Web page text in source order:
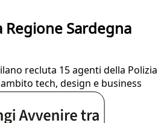
Regione Sardegna
recluta 15 agenti della Polizia
tech, design e business